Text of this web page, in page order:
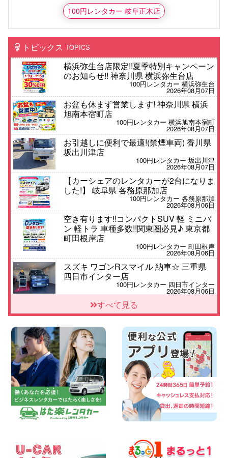
100円レンタカー 岐阜正木店
トピックス TOPICS
横浜弥生台店限定!!夏季特別キャンペーン
のお知らせ!! 神奈川県 横浜弥生台店
100円レンタカー 横浜弥生台
2026年08月07日
お盆も休まず営業します! 神奈川県 横浜
旭南本宿町店
100円レンタカー 横浜旭南本宿町
2026年08月07日
お引越しに便利で最適!(禁煙車両) 香川県
坂出川津店
100円レンタカー 坂出川津
2026年08月07日
【カーシェアのレンタカーが2台になりま
した!】 岐阜県 各務原那加店
100円レンタカー 各務原那加
2026年08月06日
空き有ります!!コンパクトSUV 軽 ミニバ
ン 軽トラ 車種多数!!関東圏必見♪ 東京都
町田根岸店
100円レンタカー 町田根岸
2026年08月06日
スズキ ワゴンRスマイル 納車☆ 三重県
四日市インター店
100円レンタカー 四日市インター
2026年08月06日
三河安城店 8月限定!平日限定レンタカー
お得キャンペーン実施中です♪ 愛知県 三
河安城店
100円レンタカー 三河安城
2026年08月06日
4人乗り軽自動車 ダイハツ:タント 広島県
ベイシティ宇品店
100円レンタカー ベイシティ宇品
2026年08月06日
体調崩してませんか?? 兵庫県 加古川店
100円レンタカー 加古川
2026年08月06日
100円レンタカー 両津
2026年08月06日
すべて見る